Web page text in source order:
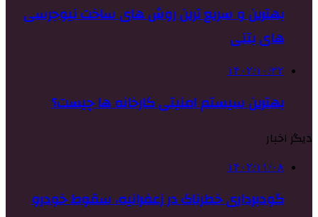
بهترین و سریع ترین روش های ساخت نیوجرسی
های بتنی
۱۴۰۲/۱۰/۲۲
بهترین سیستم امنیتی کارخانه ها چیست؟
دیگر اخبار
۱۴۰۲/۱۱/۰۸
گودبرداری خطرناک در زعفرانیه، سقوط خودرو